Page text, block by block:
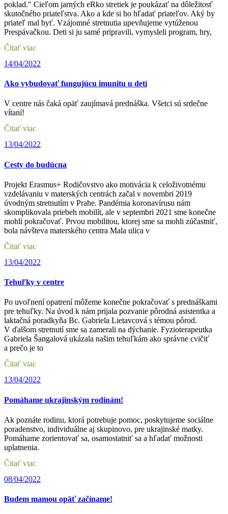
poklad." Cieľom jarných eRko stretiek je poukázať na dôležitosť
skutočného priateľstva. Ako a kde si ho hľadať priateľov. Aký by
priateľ mal byť. Vzájomné stretnutia upevňujeme vytúženou
Prespávačkou. Deti si ju samé pripravili, vymysleli program, hry,
Čitať viac
14/04/2022
Ako vybudovať fungujúcu imunitu u detí
V centre nás čaká opäť zaujímavá prednáška. Všetci sú srdečne
vítaní!
Čitať viac
13/04/2022
Cesty do budúcna
Projekt Erasmus+ Rodičovstvo ako motivácia k celoživotnému
vzdelávaniu v materských centrách začal v novembri 2019
úvodným stretnutím v Prahe. Pandémia koronavírusu nám
skomplikovala priebeh mobilít, ale v septembri 2021 sme konečne
mohli pokračovať. Prvou mobilitou, ktorej sme sa mohli zúčastniť,
bola návšteva materského centra Mala ulica v
Čitať viac
13/04/2022
Tehuľky v centre
Po uvoľnení opatrení môžeme konečne pokračovať s prednáškami
pre tehuľky. Na úvod k nám prijala pozvanie pôrodná asistentka a
laktačná poradkyňa Bc. Gabriela Lietavcová s témou pôrod.
V ďalšom stretnutí sme sa zamerali na dýchanie. Fyzioterapeutka
Gabriela Šangalová ukázala našim tehuľkám ako správne cvičiť
a prečo je to
Čitať viac
13/04/2022
Pomáhame ukrajinským rodinám!
Ak poznáte rodinu, ktorá potrebuje pomoc, poskytujeme sociálne
poradenstvo, individuálne aj skupinovo, pre ukrajinské matky.
Pomáhame zorientovať sa, osamostatniť sa a hľadať možnosti
uplatnenia.
Čitať viac
08/04/2022
Budem mamou opäť začíname!